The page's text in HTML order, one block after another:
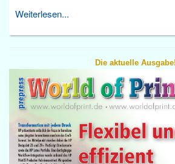
Weiterlesen...
Die aktuelle Ausgabe!